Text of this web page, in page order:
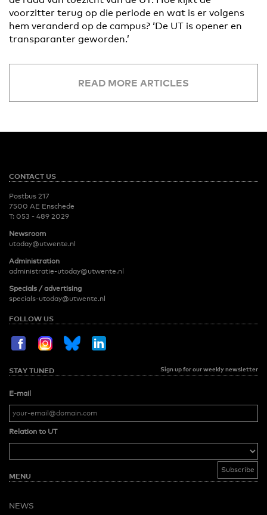
voorzitter terug op die periode en wat is er volgens
hem veranderd op de campus? ‘De UT is opener en
transparanter geworden.’
READ MORE ARTICLES
CONTACT US
Postbus 217
7500 AE Enschede
T: 053 - 489 2029
Newsroom
utoday@utwente.nl
Administration
administratie-utoday@utwente.nl
Specials / advertising
specials-utoday@utwente.nl
FOLLOW US
STAY TUNED Sign up for our weekly newsletter
E-mail
Relation to UT
MENU
NEWS